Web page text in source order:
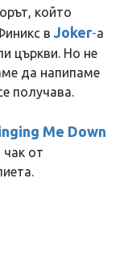
който
в Joker-а
църкви. Но не
да напипаме
получава.
Me Down
от